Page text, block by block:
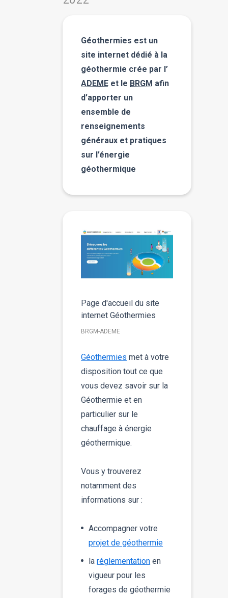
Géothermies est un
site internet dédié à la
géothermie crée par l’
ADEME et le BRGM afin
d’apporter un
ensemble de
renseignements
généraux et pratiques
sur l’énergie
géothermique
Page d'accueil du site
internet Géothermies
BRGM-ADEME
Géothermies met à votre
disposition tout ce que
vous devez savoir sur la
Géothermie et en
particulier sur le
chauffage à énergie
géothermique.
Vous y trouverez
notamment des
informations sur :
Accompagner votre
projet de géothermie
laréglementation en
vigueur pour les
forages de géothermie